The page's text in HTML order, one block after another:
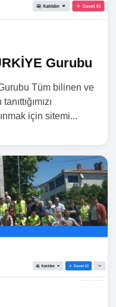
Gurubu
Tüm bilinen ve
için sitemi...